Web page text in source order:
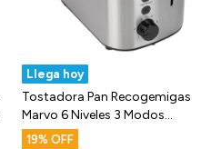
Llega hoy
Tostadora Pan Recogemigas
Marvo 6 Niveles 3 Modos
Electrica
19